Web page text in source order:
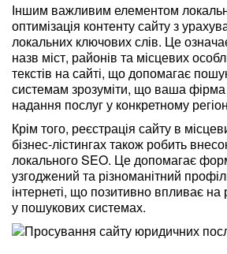
Іншим важливим елементом
оптимізація контенту сайту з
локальних ключових слів. Це
назв міст, районів та місцевих
текстів на сайті, що допомагає
системам зрозуміти, що ваша фірма
надання послуг у конкретному
Крім того, реєстрація сайту в
бізнес-лістингах також робить
локального SEO. Це допомагає
узгоджений та різноманітний
інтернеті, що позитивно впливає
у пошукових системах.